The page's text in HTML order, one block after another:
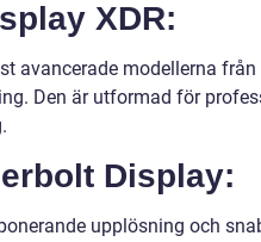
XDR:
avancerade modellerna
Den är utformad för
Display:
upplösning och